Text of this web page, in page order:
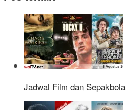
Jadwal Film dan